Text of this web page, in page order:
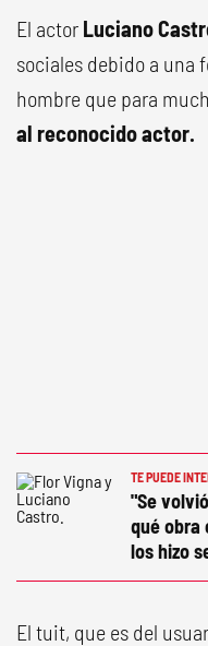
El actor Luciano
sociales debido a una
hombre que para
al reconocido actor.
TE PUEDE
"Se
qué obra
los hizo
El tuit, que es del